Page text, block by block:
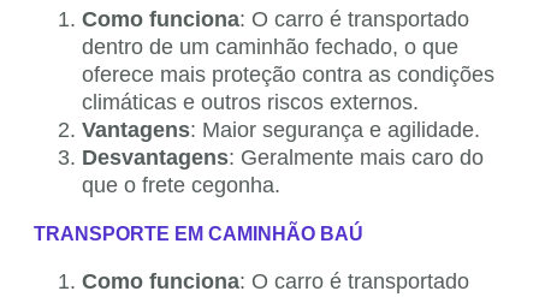
Como funciona: O carro é transportado
dentro de um caminhão fechado, o que
oferece mais proteção contra as condições
climáticas e outros riscos externos.
Vantagens: Maior segurança e agilidade.
Desvantagens: Geralmente mais caro do
que o frete cegonha.
TRANSPORTE EM CAMINHÃO BAÚ
Como funciona: O carro é transportado